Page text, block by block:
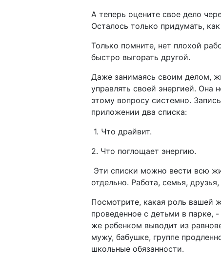
А теперь оцените свое дело
Осталось только придумать,
Только помните, нет плохой
быстро выгорать другой.
Даже занимаясь своим делом,
управлять своей энергией. Она
этому вопросу системно.
приложении два списка:
1. Что драйвит.
2. Что поглощает энергию.
Эти списки можно вести всю
отдельно. Работа, семья,
Посмотрите, какая роль вашей
проведенное с детьми в парке,
же ребенком выводит из
мужу, бабушке, группе
школьные обязанности.